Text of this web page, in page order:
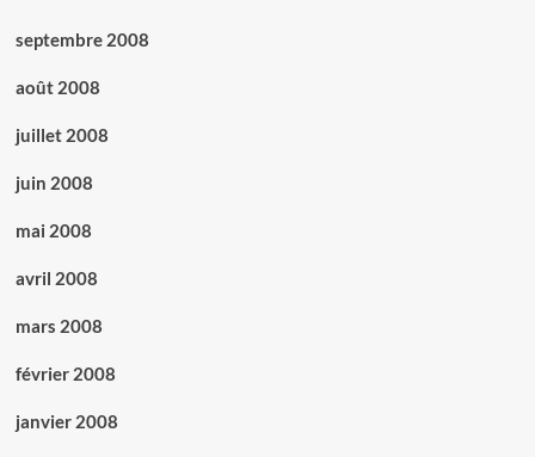
septembre 2008
août 2008
juillet 2008
juin 2008
mai 2008
avril 2008
mars 2008
février 2008
janvier 2008